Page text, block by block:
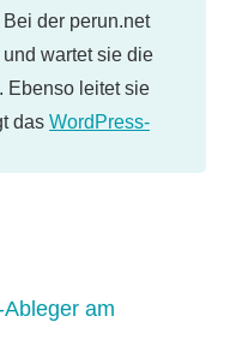
der perun.net
wartet sie die
Ebenso leitet sie
das WordPress-
am